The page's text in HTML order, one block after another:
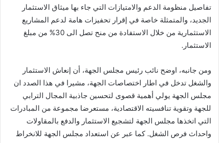
تفاصيل منظومة الدعم والامتيازات التي جاء بها ميثاق الاستثمار
الجديد، والمتمثلة خاصة في إقرار تحفيزات هامة لدعم المشاريع
الاستثمارية من خلال الاستفادة من منح تصل الى 30% من مبلغ
الاستثمار.
ومن جانبه، اوضح نائب رئيس مجلس الجهة، أن إنعاش الاستثمار
والشغل تدخل في اطار اختصاصات الجهة، مشيرا في هذا الصدد ان
مجلس الجهة يولي أهمية قصوى لتحسين جاذبية المجال الترابي
للجهة وتقوية تنافسيته الاقتصادية، مستعرضا مجموعة من المبادرات
التي اتخذها مجلس الجهة لتشجيع الاستثمار والدفع بالمقاولات
واحداث فرص الشغل. كما عبر عن استعداد مجلس الجهة للانخراط